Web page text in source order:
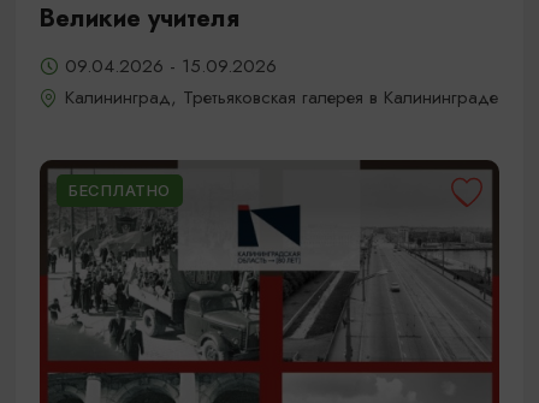
Великие учителя
09.04.2026 - 15.09.2026
Калининград, Третьяковская галерея в Калининграде
БЕСПЛАТНО